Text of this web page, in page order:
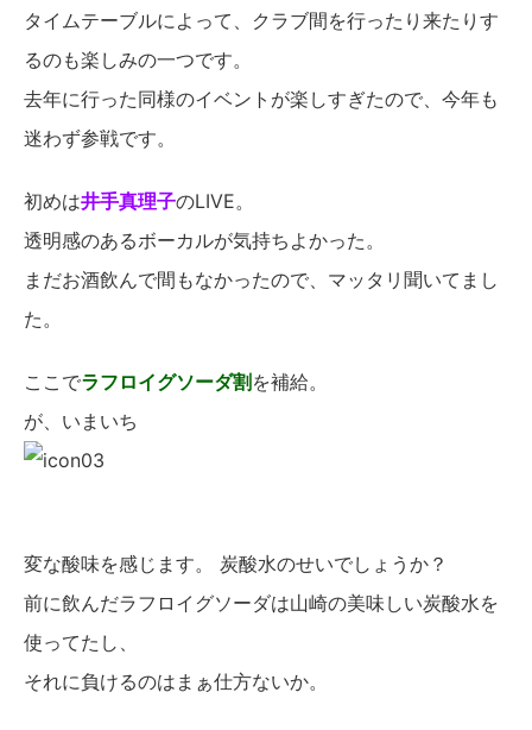
タイムテーブルによって、クラブ間を行ったり来たりす
るのも楽しみの一つです。
去年に行った同様のイベントが楽しすぎたので、今年も
迷わず参戦です。
初めは井手真理子のLIVE。
透明感のあるボーカルが気持ちよかった。
まだお酒飲んで間もなかったので、マッタリ聞いてまし
た。
ここでラフロイグソーダ割 を補給。
が、いまいち
変な酸味を感じます。 炭酸水のせいでしょうか？
前に飲んだラフロイグソーダは山崎の美味しい炭酸水を
使ってたし、
それに負けるのはまぁ仕方ないか。